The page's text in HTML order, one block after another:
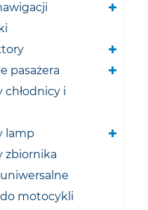
pasażera
chłodnicy i
lamp
zbiornika
motocykli